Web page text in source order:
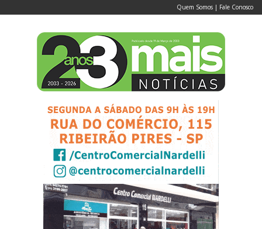
Quem Somos | Fale Conosco